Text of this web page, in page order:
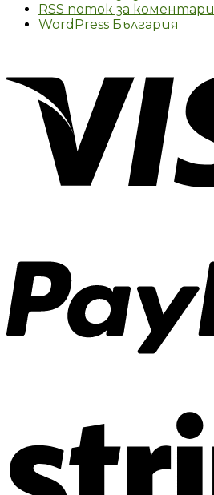
RSS поток за коментари
WordPress България